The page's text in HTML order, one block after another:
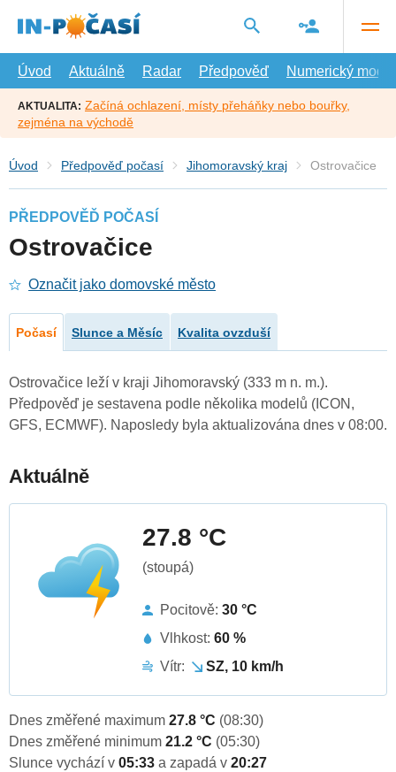
hlavní
Úvod
Aktuálně Radar Předpověď Numerický model
AKTUALITA: Začíná ochlazení, místy přeháňky nebo bouřky,
zejména na východě
Úvod Předpověď počasí Jihomoravský kraj Ostrovačice
PŘEDPOVĚĎ POČASÍ
Ostrovačice
Označit jako domovské město
Počasí Slunce a Měsíc Kvalita ovzduší
Ostrovačice leží v kraji Jihomoravský (333 m n. m.).
Předpověď je sestavena podle několika modelů (ICON,
GFS, ECMWF). Naposledy byla aktualizována dnes v 08:00.
Aktuálně
27.8 °C
(stoupá)
Pocitově: 30 °C
Vlhkost: 60 %
Vítr:
SZ, 10 km/h
Dnes změřené maximum 27.8 °C (08:30)
Dnes změřené minimum 21.2 °C (05:30)
Slunce vychází v 05:33 a zapadá v 20:27